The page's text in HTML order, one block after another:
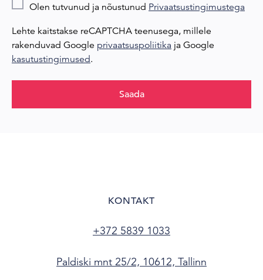
Olen tutvunud ja nõustunud Privaatsustingimustega
Lehte kaitstakse reCAPTCHA teenusega, millele
rakenduvad Google privaatsuspoliitika ja Google
kasutustingimused.
Saada
KONTAKT
+372 5839 1033
Paldiski mnt 25/2, 10612, Tallinn